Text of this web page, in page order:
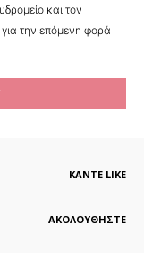
και τον
την επόμενη φορά
ΚΆΝΤΕ LIKE
ΑΚΟΛΟΥΘΉΣΤΕ